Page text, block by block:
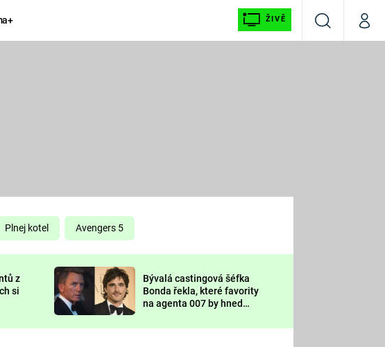
ŽIVĚ
VyhledáváníMůj
KOMEDIE
CHUCK
NORRIS
DEADPOOL
Prima LAJK
Sledujte nás
Plnej kotel Avengers 5
z
si
Bývalá castingová šéfka
Bonda řekla, které favority
na agenta 007 by hned